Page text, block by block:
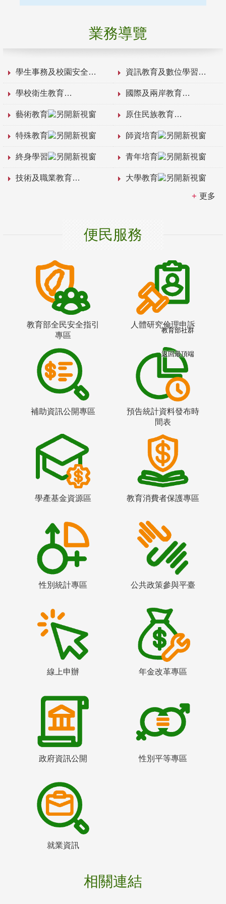
業務導覽
學生事務及校園安全 資訊教育及數位學習
學校衛生教育 國際及兩岸教育
藝術教育 原住民族教育
特殊教育 師資培育
終身學習 青年培育
技術及職業教育 大學教育
更多
便民服務
教育部全民安全指引
專區
人體研究倫理申訴
補助資訊公開專區
預告統計資料發布時
間表
學產基金資源區 教育消費者保護專區
性別統計專區 公共政策參與平臺
線上申辦 年金改革專區
政府資訊公開 性別平等專區
就業資訊
相關連結
教育部社群
返回最頂端